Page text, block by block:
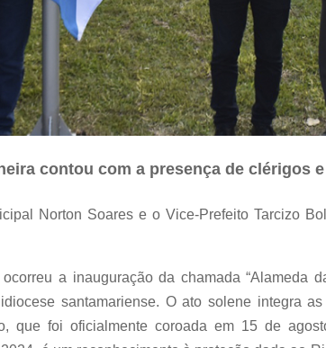
contou com a presença de clérigos
Norton Soares e o Vice-Prefeito Tarcizo
a inauguração da chamada “Alameda
santamariense. O ato solene integra
que foi oficialmente coroada em 15 de